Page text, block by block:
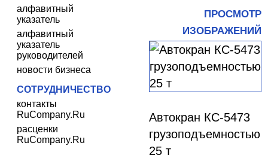
алфавитный
указатель
алфавитный
указатель
руководителей
новости бизнеса
СОТРУДНИЧЕСТВО
контакты
RuCompany.Ru
расценки
RuCompany.Ru
ПРОСМОТР
ИЗОБРАЖЕНИЙ
Автокран КС-5473
грузоподъемностью
25 т